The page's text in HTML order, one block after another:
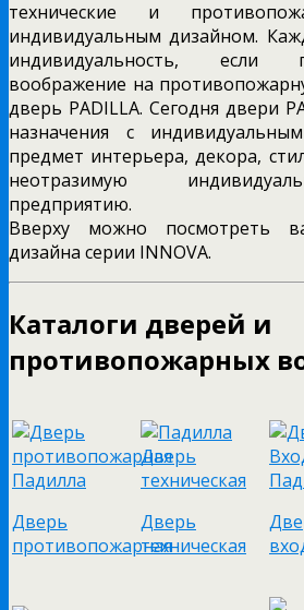
технические и
индивидуальным дизайном.
индивидуальность, если
воображение на
дверь PADILLA. Сегодня двери
назначения с
предмет интерьера, декора,
неотразимую
предприятию.
Вверху можно посмотреть
дизайна серии INNOVA.
Каталоги дверей и
противопожарных
Дверь
противопожарная
Дверь
техническая